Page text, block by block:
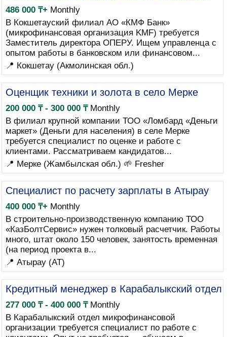
486 000 ₸+Monthly
В Кокшетауский филиал АО «КМФ Банк»
(микрофинансовая организация KMF) требуется
Заместитель директора ОПЕРУ. Ищем управленца с
опытом работы в банковском или финансовом...
📍 Кокшетау (Акмолинская обл.)
Оценщик техники и золота в село Мерке
200 000 ₸ - 300 000 ₸Monthly
В филиал крупной компании ТОО «Ломбард «Деньги
маркет» (Деньги для населения) в селе Мерке
требуется специалист по оценке и работе с
клиентами. Рассматриваем кандидатов...
📍 Мерке (Жамбылская обл.) 🌱 Fresher
Специалист по расчету зарплаты в Атырау
400 000 ₸+Monthly
В строительно-производственную компанию ТОО
«КазБолтСервис» нужен толковый расчетчик. Работы
много, штат около 150 человек, занятость временная
(на период проекта в...
📍 Атырау (AT)
Кредитный менеджер в Карабалыкский отдел
277 000 ₸ - 400 000 ₸Monthly
В Карабалыкский отдел микрофинансовой
организации требуется специалист по работе с